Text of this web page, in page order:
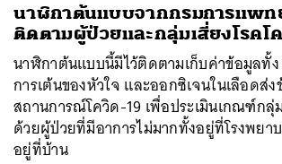
นาฬิกาต้นแบบจากกรมการแพท
ติดตามผู้ป่วยและกลุ่มเสี่ยงโรคโ
นาฬิกาต้นแบบนี้มีไว้ติดตามเก็บค่าข้อมูลทั้
การเต้นของหัวใจ และออกซิเจนในเลือดส่
สถานการณ์โควิด-19 เพื่อประเมินเกณฑ์กลุ่
ด้วยผู้ป่วยที่มีอาการไม่มากทั้งอยู่ที่โรงพยา
อยู่ที่บ้าน